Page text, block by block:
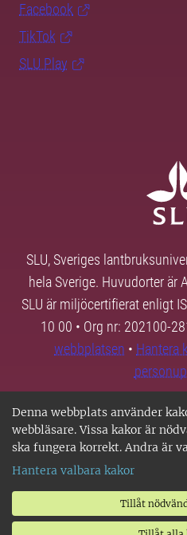
Denna webbplats använder
webbläsare. Vissa kakor är
ska fungera korrekt. Andra är
Hantera valbara kakor
Tillåt
Facebook
TikTok
SLU Play
SLU, Sveriges
hela Sverige. Huvudorter är
SLU är miljöcertifierat enligt
10 00 • Org nr: 202100-
webbplatsen • Hantera